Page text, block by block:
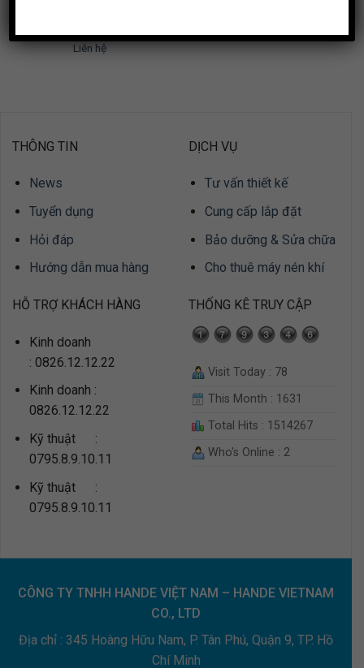
Liên hệ
THÔNG TIN
News
Tuyển dụng
Hỏi đáp
Hướng dẫn mua hàng
DỊCH VỤ
Tư vấn thiết kế
Cung cấp lắp đặt
Bảo dưỡng & Sửa chữa
Cho thuê máy nén khí
HỖ TRỢ KHÁCH HÀNG
Kinh doanh
: 0826.12.12.22
Kinh doanh :
0826.12.12.22
Kỹ thuật :
0795.8.9.10.11
Kỹ thuật :
0795.8.9.10.11
THỐNG KÊ TRUY CẬP
Visit Today : 78
This Month : 1631
Total Hits : 1514267
Who's Online : 2
CÔNG TY TNHH HANDE VIỆT NAM – HANDE VIETNAM
CO., LTD
Địa chỉ : 345 Hoàng Hữu Nam, P. Tân Phú, Quận 9, TP. Hồ
Chí Minh